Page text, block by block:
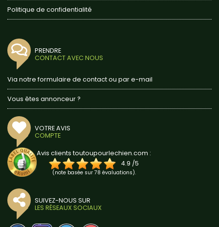
Politique de confidentialité
PRENDRE
CONTACT AVEC NOUS
Via notre formulaire de contact ou par e-mail
Vous êtes annonceur ?
VOTRE AVIS
COMPTE
Avis clients toutoupourlechien.com :
4.9 /5
(note basée sur 78 évaluations).
SUIVEZ-NOUS SUR
LES RÉSEAUX SOCIAUX